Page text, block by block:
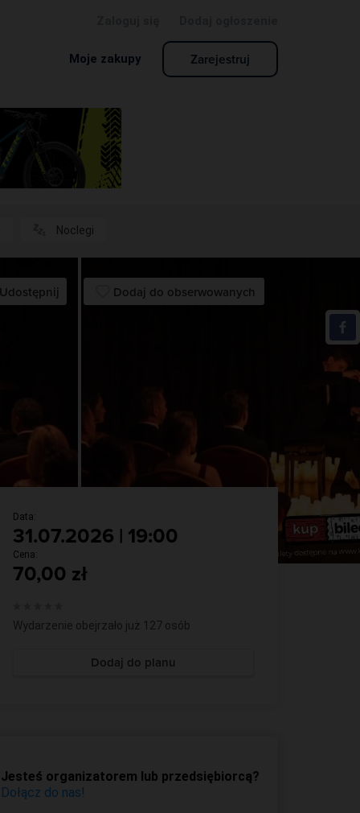
Moje zakupy Zarejestruj
Noclegi
Udostępnij Dodaj do obserwowanych
I like Chopin - kameralny koncert przy
świecach
Data:
31.07.2026 | 19:00
Cena:
70,00 zł
Wydarzenie obejrzało już 127 osób
Dodaj do planu
Jesteś organizatorem lub przedsiębiorcą?
Dołącz do nas!